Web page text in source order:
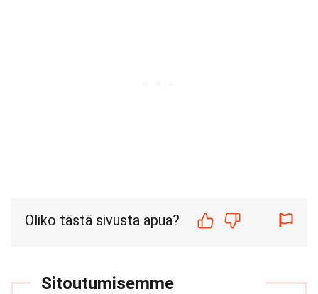
Oliko tästä sivusta apua?
Sitoutumisemme